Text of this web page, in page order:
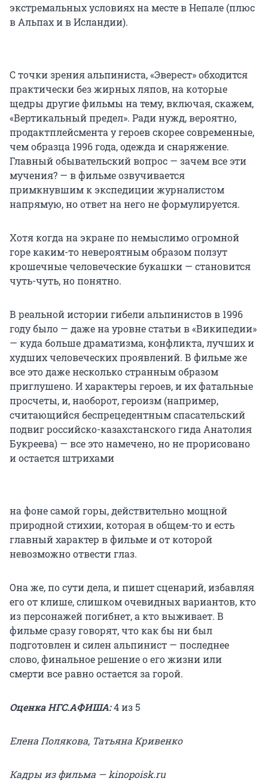
экстремальных условиях на месте в Непале (плюс
в Альпах и в Исландии).
С точки зрения альпиниста, «Эверест» обходится
практически без жирных ляпов, на которые
щедры другие фильмы на тему, включая, скажем,
«Вертикальный предел». Ради нужд, вероятно,
продактплейсмента у героев скорее современные,
чем образца 1996 года, одежда и снаряжение.
Главный обывательский вопрос — зачем все эти
мучения? — в фильме озвучивается
примкнувшим к экспедиции журналистом
напрямую, но ответ на него не формулируется.
Хотя когда на экране по немыслимо огромной
горе каким-то невероятным образом ползут
крошечные человеческие букашки — становится
чуть-чуть, но понятно.
В реальной истории гибели альпинистов в 1996
году было — даже на уровне статьи в «Википедии»
— куда больше драматизма, конфликта, лучших и
худших человеческих проявлений. В фильме же
все это даже несколько странным образом
приглушено. И характеры героев, и их фатальные
просчеты, и, наоборот, героизм (например,
считающийся беспрецедентным спасательский
подвиг российско-казахстанского гида Анатолия
Букреева) — все это намечено, но не прорисовано
и остается штрихами
на фоне самой горы, действительно мощной
природной стихии, которая в общем-то и есть
главный характер в фильме и от которой
невозможно отвести глаз.
Она же, по сути дела, и пишет сценарий, избавляя
его от клише, слишком очевидных вариантов, кто
из персонажей погибнет, а кто выживает. В
фильме сразу говорят, что как бы ни был
подготовлен и силен альпинист — последнее
слово, финальное решение о его жизни или
смерти все равно остается за горой.
Оценка НГС.АФИША:4 из 5
Елена Полякова, Татьяна Кривенко
Кадры из фильма — kinopoisk.ru